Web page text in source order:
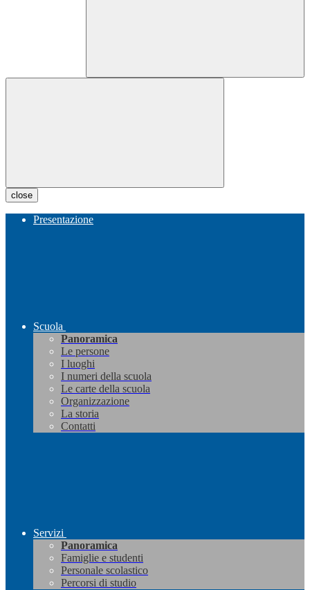
close
Presentazione
Scuola
Panoramica
Le persone
I luoghi
I numeri della scuola
Le carte della scuola
Organizzazione
La storia
Contatti
Servizi
Panoramica
Famiglie e studenti
Personale scolastico
Percorsi di studio